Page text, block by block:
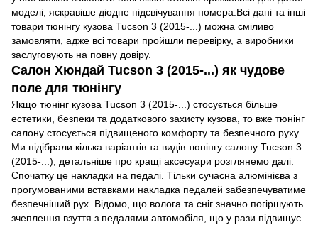
моделі, яскравіше діодне підсвічування номера.Всі дані та інші
товари тюнінгу кузова Tucson 3 (2015-...) можна сміливо
замовляти, адже всі товари пройшли перевірку, а виробники
заслуговують на повну довіру.
Салон Хюндай Tucson 3 (2015-...) як чудове
поле для тюнінгу
Якщо тюнінг кузова Tucson 3 (2015-...) стосується більше
естетики, безпеки та додаткового захисту кузова, то вже тюнінг
салону стосується підвищеного комфорту та безпечного руху.
Ми підібрали кілька варіантів та видів тюнінгу салону Tucson 3
(2015-...), детальніше про кращі аксесуари розглянемо далі.
Спочатку це накладки на педалі. Тільки сучасна алюмінієва з
прогумованими вставками накладка педалей забезпечуватиме
безпечніший рух. Відомо, що волога та сніг значно погіршують
зчеплення взуття з педалями автомобіля, що у рази підвищує